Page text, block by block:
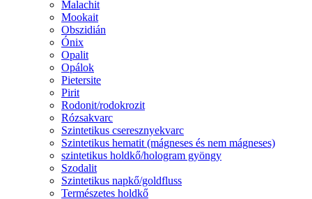
Malachit
Mookait
Obszidián
Ónix
Opalit
Opálok
Pietersite
Pirit
Rodonit/rodokrozit
Rózsakvarc
Szintetikus cseresznyekvarc
Szintetikus hematit (mágneses és nem mágneses)
szintetikus holdkő/hologram gyöngy
Szodalit
Szintetikus napkő/goldfluss
Természetes holdkő